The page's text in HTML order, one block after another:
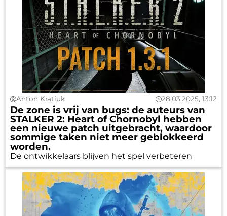
Anton Kratiuk 28.03.2025, 13:12
De zone is vrij van bugs: de auteurs van
STALKER 2: Heart of Chornobyl hebben
een nieuwe patch uitgebracht, waardoor
sommige taken niet meer geblokkeerd
worden.
De ontwikkelaars blijven het spel verbeteren